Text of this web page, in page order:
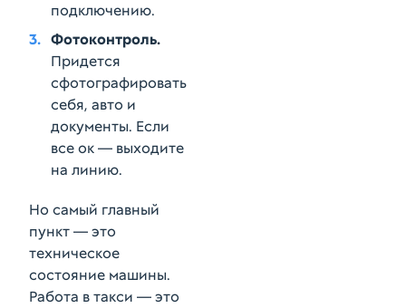
подключению.
Фотоконтроль.
Придется
сфотографировать
себя, авто и
документы. Если
все ок — выходите
на линию.
Но самый главный
пункт — это
техническое
состояние машины.
Работа в такси — это